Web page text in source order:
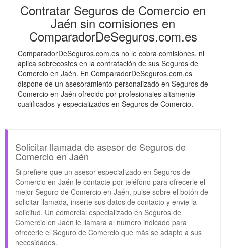
Contratar Seguros de Comercio en
Jaén sin comisiones en
ComparadorDeSeguros.com.es
ComparadorDeSeguros.com.es no le cobra comisiones, ni
aplica sobrecostes en la contratación de sus Seguros de
Comercio en Jaén. En ComparadorDeSeguros.com.es
dispone de un asesoramiento personalizado en Seguros de
Comercio en Jaén ofrecido por profesionales altamente
cualificados y especializados en Seguros de Comercio.
Solicitar llamada de asesor de Seguros de
Comercio en Jaén
Si prefiere que un asesor especializado en Seguros de
Comercio en Jaén le contacte por teléfono para ofrecerle el
mejor Seguro de Comercio en Jaén, pulse sobre el botón de
solicitar llamada, inserte sus datos de contacto y envie la
solicitud. Un comercial especializado en Seguros de
Comercio en Jaén le llamara al número indicado para
ofrecerle el Seguro de Comercio que más se adapte a sus
necesidades.